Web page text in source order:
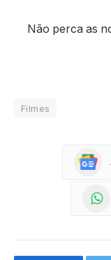
Não perca as
Filmes